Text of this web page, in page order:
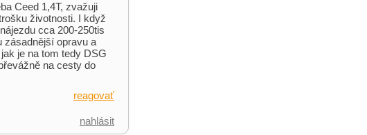
Ceed 1,4T, zvažuji
životnosti. I když
cca 200-250tis
zásadnější opravu a
je na tom tedy DSG
na cesty do
reagovať
nahlásit